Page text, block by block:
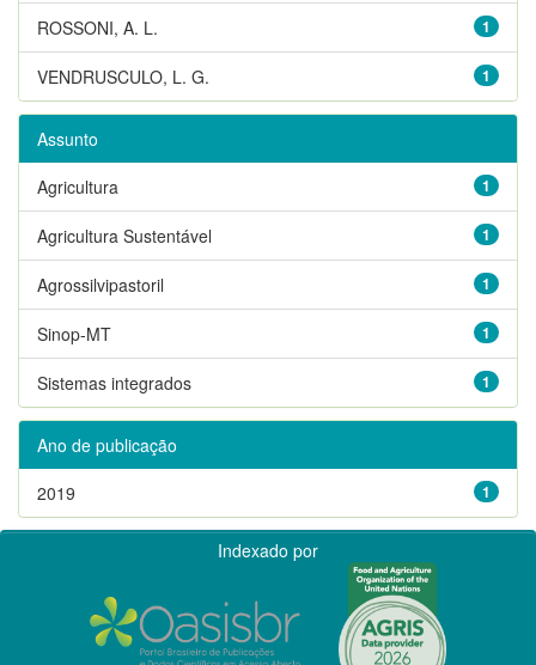
1
ROSSONI, A. L.
1
VENDRUSCULO, L. G.
Assunto
1
Agricultura
1
Agricultura Sustentável
1
Agrossilvipastoril
1
Sinop-MT
1
Sistemas integrados
Ano de publicação
1
2019
Indexado por